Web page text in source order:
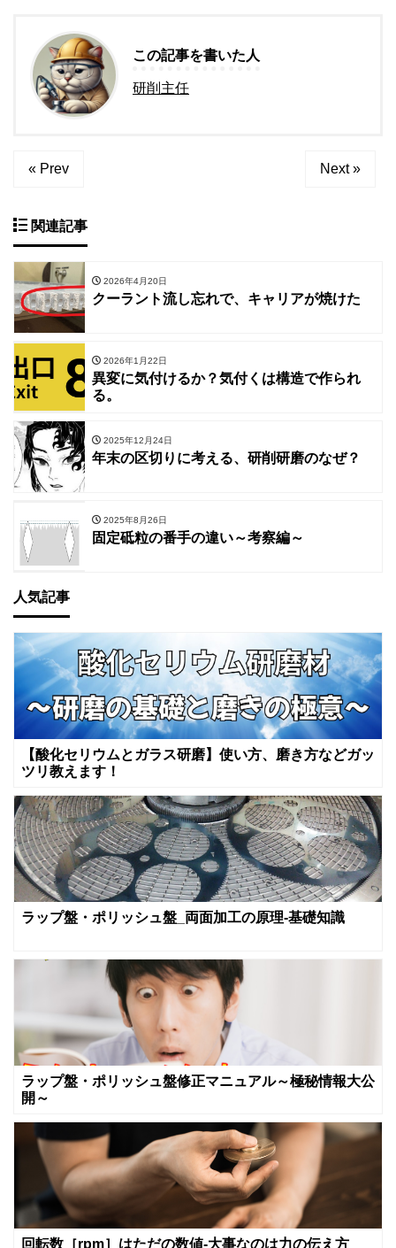
この記事を書いた人
研削主任
« Prev Next »
関連記事
2026年4月20日
クーラント流し忘れで、キャリアが焼けた
2026年1月22日
異変に気付けるか？気付くは構造で作られ
る。
2025年12月24日
年末の区切りに考える、研削研磨のなぜ？
2025年8月26日
固定砥粒の番手の違い～考察編～
人気記事
【酸化セリウムとガラス研磨】使い方、磨き方などガッ
ツリ教えます！
ラップ盤・ポリッシュ盤_両面加工の原理-基礎知識
ラップ盤・ポリッシュ盤修正マニュアル～極秘情報大公
開～
回転数［rpm］はただの数値‐大事なのは力の伝え方